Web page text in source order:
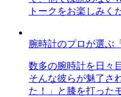
トークをお楽しみく
腕時計のプロが選ぶ
数多の腕時計を日々
そんな彼らが魅了さ
た！」と膝を打った